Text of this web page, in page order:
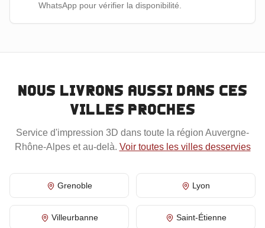
WhatsApp pour vérifier la disponibilité.
Nous livrons aussi dans ces
villes proches
Service d'impression 3D dans toute la région Auvergne-
Rhône-Alpeset au-delà. Voir toutes les villes desservies
Grenoble Lyon
Villeurbanne Saint-Étienne